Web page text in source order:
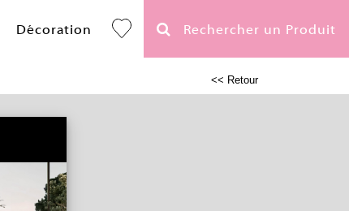
Décoration Rechercher un Produit
<< Retour